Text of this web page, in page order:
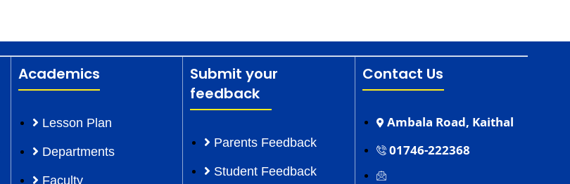
Academics
Lesson Plan
Departments
Faculty
Submit your
feedback
Parents Feedback
Student Feedback
Contact Us
Ambala Road, Kaithal
01746-222368